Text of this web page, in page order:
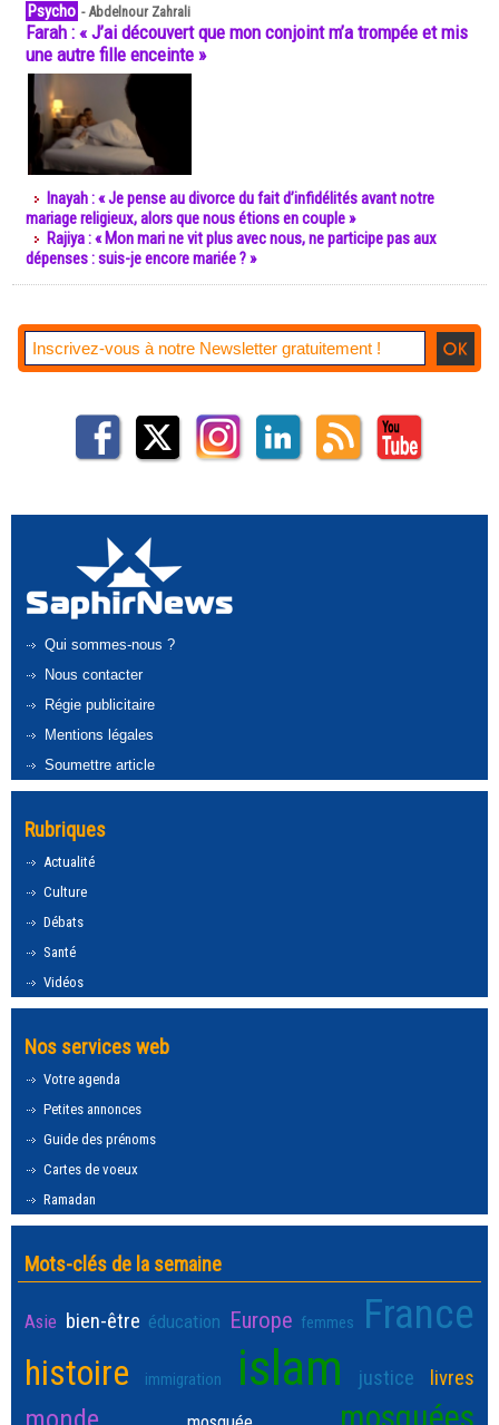
Psycho -Abdelnour Zahrali
Farah : « J’ai découvert que mon conjoint m’a trompée et mis
une autre fille enceinte »
Inayah : « Je pense au divorce du fait d’infidélités avant notre
mariage religieux, alors que nous étions en couple »
Rajiya : « Mon mari ne vit plus avec nous, ne participe pas aux
dépenses : suis-je encore mariée ? »
Qui sommes-nous ?
Nous contacter
Régie publicitaire
Mentions légales
Soumettre article
Rubriques
Actualité
Culture
Débats
Santé
Vidéos
Nos services web
Votre agenda
Petites annonces
Guide des prénoms
Cartes de voeux
Ramadan
Mots-clés de la semaine
Asie bien-être éducation Europe femmes France
histoire immigration islam justice livres
mosquées